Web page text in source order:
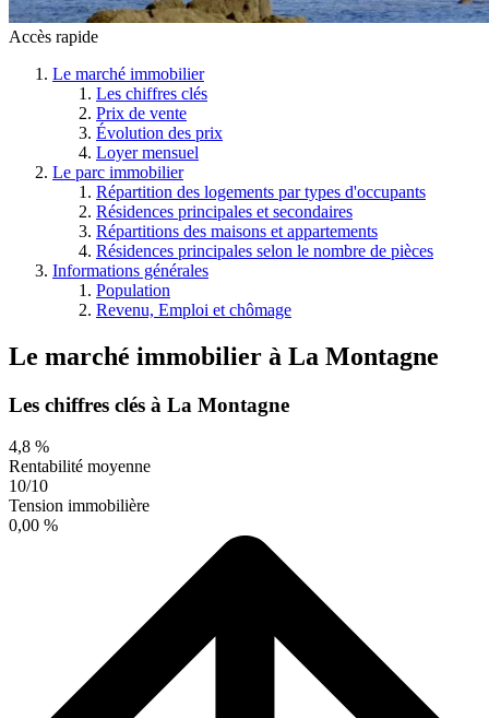
Accès rapide
Le marché immobilier
Les chiffres clés
Prix de vente
Évolution des prix
Loyer mensuel
Le parc immobilier
Répartition des logements par types d'occupants
Résidences principales et secondaires
Répartitions des maisons et appartements
Résidences principales selon le nombre de pièces
Informations générales
Population
Revenu, Emploi et chômage
Le marché immobilier à La Montagne
Les chiffres clés à La Montagne
4,8 %
Rentabilité moyenne
10/10
Tension immobilière
0,00 %